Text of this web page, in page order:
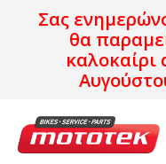
Σας
θα
καλοκαίρι